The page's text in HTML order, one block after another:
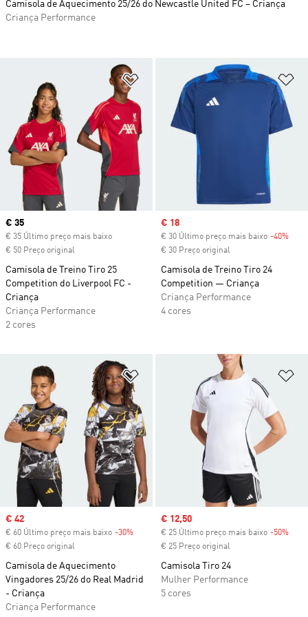
Adicionar à Lista de Desejos
Current price
€ 35
€ 35 Último preço mais baixo
€ 50 Preço original
Camisola de Treino Tiro 25
Competition do Liverpool FC -
Criança
Criança Performance
2 cores
Sale price
€ 18
€ 30 Último preço mais baixo -40%
€ 30 Preço original
Camisola de Treino Tiro 24
Competition — Criança
Criança Performance
4 cores
Adicionar à Lista de Desejos
Sale price
€ 42
€ 60 Último preço mais baixo -30% Discount
€ 60 Preço original
Camisola de Aquecimento
Vingadores 25/26 do Real Madrid
- Criança
Criança Performance
Sale price
€ 12,50
€ 25 Último preço mais baixo -50%
€ 25 Preço original
Camisola Tiro 24
Mulher Performance
5 cores
Camisola de Aquecimento 25/26 do Newcastle United FC – Criança
Criança Performance